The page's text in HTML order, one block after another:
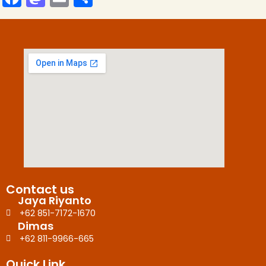
a
e
b
a
o
d
m
l
h
e
Contact us
Jaya Riyanto
+62 851-7172-1670
Dimas
+62 811-9966-665